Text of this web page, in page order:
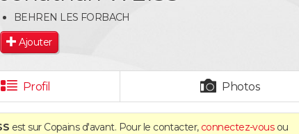
BEHREN LES FORBACH
Ajouter
Profil Photos
est sur Copains d'avant. Pour le contacter, connectez-vousou